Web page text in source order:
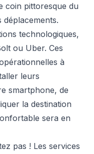
coin pittoresque du
déplacements.
technologiques,
ou Uber. Ces
à
leurs
smartphone, de
la destination
sera en
pas ! Les services